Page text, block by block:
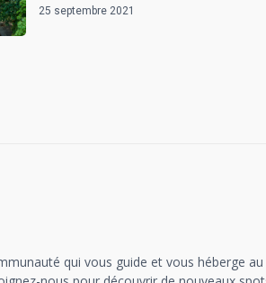
25 septembre 2021
qui vous guide et vous héberge au